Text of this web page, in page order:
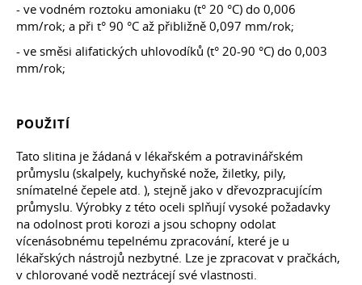
- ve vodném roztoku amoniaku (t° 20 °C) do 0,006
mm/rok; a při t° 90 °C až přibližně 0,097 mm/rok;
- ve směsi alifatických uhlovodíků (t° 20-90 °C) do 0,003
mm/rok;
POUŽITÍ
Tato slitina je žádaná v lékařském a potravinářském
průmyslu (skalpely, kuchyňské nože, žiletky, pily,
snímatelné čepele atd. ), stejně jako v dřevozpracujícím
průmyslu. Výrobky z této oceli splňují vysoké požadavky
na odolnost proti korozi a jsou schopny odolat
vícenásobnému tepelnému zpracování, které je u
lékařských nástrojů nezbytné. Lze je zpracovat v pračkách,
v chlorované vodě neztrácejí své vlastnosti.